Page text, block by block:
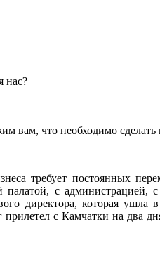
нас?
вам, что необходимо сделать
требует постоянных
с администрацией,
директора, которая ушла
с Камчатки на два